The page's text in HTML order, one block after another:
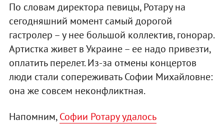
По словам директора певицы, Ротару на
сегодняшний момент самый дорогой
гастролер – у нее большой коллектив, гонорар.
Артистка живет в Украине – ее надо привезти,
оплатить перелет. Из-за отмены концертов
люди стали сопереживать Софии Михайловне:
она же совсем неконфликтная.
Напомним,Софии Ротару удалось